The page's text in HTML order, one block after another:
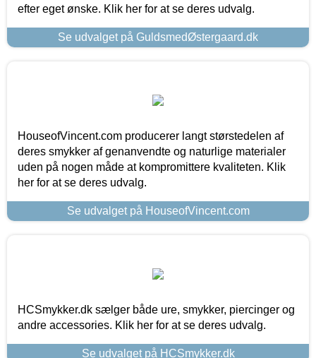
efter eget ønske. Klik her for at se deres udvalg.
Se udvalget på GuldsmedØstergaard.dk
HouseofVincent.com producerer langt størstedelen af
deres smykker af genanvendte og naturlige materialer
uden på nogen måde at kompromittere kvaliteten. Klik
her for at se deres udvalg.
Se udvalget på HouseofVincent.com
HCSmykker.dk sælger både ure, smykker, piercinger og
andre accessories. Klik her for at se deres udvalg.
Se udvalget på HCSmykker.dk